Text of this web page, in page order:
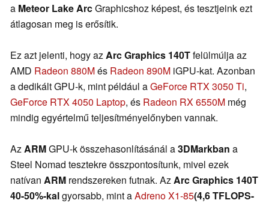
a Meteor Lake ArcGraphicshoz képest, és tesztjeink ezt
átlagosan meg is erősítik.
Ez azt jelenti, hogy azArc Graphics 140Tfelülmúlja az
AMD Radeon 880Més Radeon 890M iGPU-kat. Azonban
a dedikált GPU-k, mint például aGeForce RTX 3050 Ti,
GeForce RTX 4050 Laptop, és Radeon RX 6550M még
mindig egyértelmű teljesítményelőnyben vannak.
AzARMGPU-k összehasonlításánál a3DMarkban a
Steel Nomad tesztekre összpontosítunk, mivel ezek
natívan ARM rendszereken futnak. AzArc Graphics 140T
40-50%-kalgyorsabb, mint aAdreno X1-85(4,6 TFLOPS-